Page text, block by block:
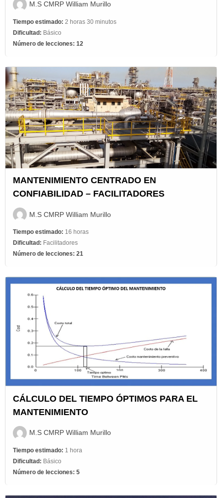
M.S CMRP William Murillo
Tiempo estimado: 2 horas 30 minutos
Dificultad: Básico
Número de lecciones: 12
MANTENIMIENTO CENTRADO EN
CONFIABILIDAD – FACILITADORES
M.S CMRP William Murillo
Tiempo estimado: 16 horas
Dificultad: Facilitadores
Número de lecciones: 21
CÁLCULO DEL TIEMPO ÓPTIMOS PARA EL
MANTENIMIENTO
M.S CMRP William Murillo
Tiempo estimado: 1 hora
Dificultad: Básico
Número de lecciones: 5